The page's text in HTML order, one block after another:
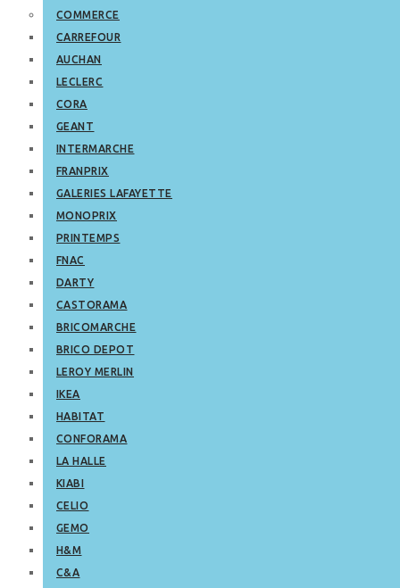
COMMERCE
CARREFOUR
AUCHAN
LECLERC
CORA
GEANT
INTERMARCHE
FRANPRIX
GALERIES LAFAYETTE
MONOPRIX
PRINTEMPS
FNAC
DARTY
CASTORAMA
BRICOMARCHE
BRICO DEPOT
LEROY MERLIN
IKEA
HABITAT
CONFORAMA
LA HALLE
KIABI
CELIO
GEMO
H&M
C&A